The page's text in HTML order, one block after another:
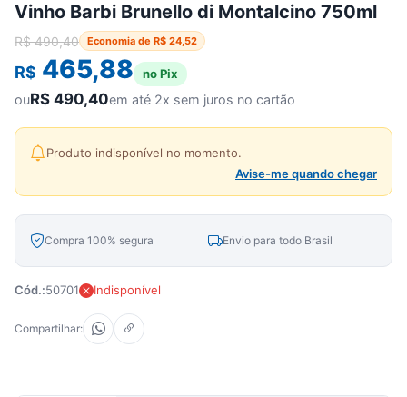
Vinho Barbi Brunello di Montalcino 750ml
R$490,40 Economia de R$ 24,52
R$ 465,88 no Pix
ouR$ 490,40em até 2x sem juros no cartão
Produto indisponível no momento.
Avise-me quando chegar
Compra 100% segura Envio para todo Brasil
Cód.:50701 Indisponível
Compartilhar: